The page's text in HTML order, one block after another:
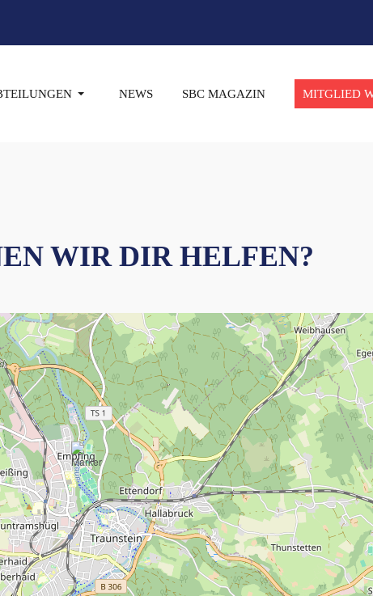
NEWS SBC MAGAZIN MITGLIED
WIR DIR HELFEN?